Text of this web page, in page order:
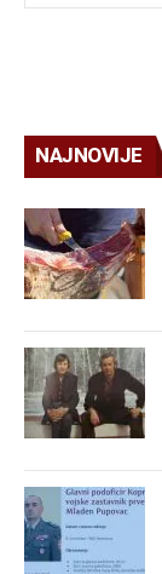
NAJNOVIJE